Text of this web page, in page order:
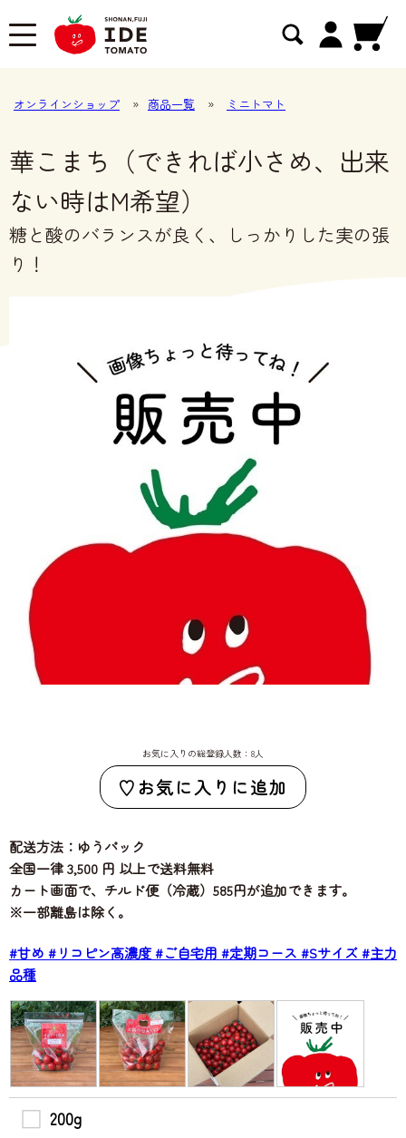
オンラインショップ » 商品一覧 » ミニトマト
華こまち（できれば小さめ、出来
ない時はM希望）
糖と酸のバランスが良く、しっかりした実の張
り！
お気に入りの総登録人数：8人
お気に入りに追加
配送方法：ゆうパック
全国一律 3,500 円 以上で送料無料
カート画面で、チルド便（冷蔵）585円が追加できます。
※一部離島は除く。
#甘め #リコピン高濃度#ご自宅用 #定期コース #Sサイズ#主力
品種
200g